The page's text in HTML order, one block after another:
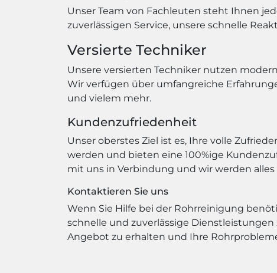
Unser Team von Fachleuten steht Ihnen
zuverlässigen Service, unsere schnelle
Versierte Techniker
Unsere versierten Techniker nutzen
Wir verfügen über umfangreiche
und vielem mehr.
Kundenzufriedenheit
Unser oberstes Ziel ist es, Ihre volle
werden und bieten eine 100%ige
mit uns in Verbindung und wir werden
Kontaktieren Sie uns
Wenn Sie Hilfe bei der Rohrreinigung
schnelle und zuverlässige
Angebot zu erhalten und Ihre